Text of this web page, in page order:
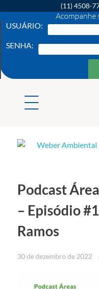
(11) 4508-
Acompanhe
USUÁRIO:
SENHA:
Podcast
– Episódio
Ramos
30 de dezembro de 2022